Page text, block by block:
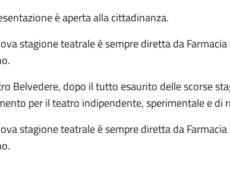
è aperta alla cittadinanza.
stagione teatrale è sempre diretta da
Belvedere, dopo il tutto esaurito delle scorse
per il teatro indipendente, sperimentale e di
stagione teatrale è sempre diretta da